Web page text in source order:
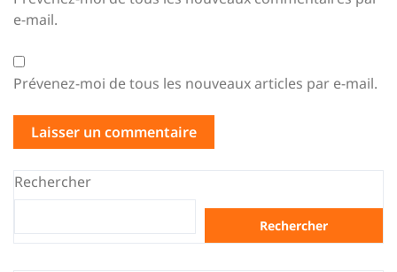
e-mail.
Prévenez-moi de tous les nouveaux articles par e-mail.
Rechercher
Rechercher